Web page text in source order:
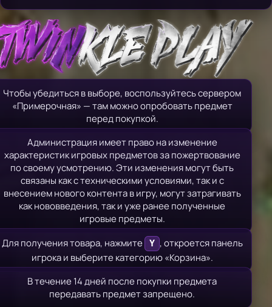
Чтобы убедиться в выборе, воспользуйтесь сервером
«Примерочная» — там можно опробовать предмет
перед покупкой.
Администрация имеет право на изменение
характеристик игровых предметов за пожертвование
по своему усмотрению. Эти изменения могут быть
связаны как с техническими условиями, так и с
внесением нового контента в игру, могут затрагивать
как нововведения, так и уже ранее полученные
игровые предметы.
Для получения товара, нажмите
Y , откроется панель
игрока и выберите категорию «Корзина».
В течение 14 дней после покупки предмета
передавать предмет запрещено.